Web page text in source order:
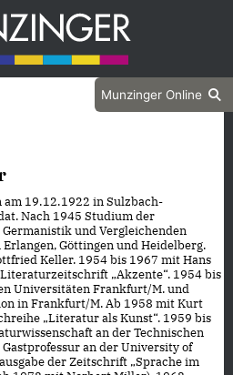
Munzinger Online
19. 12. 1922 in Sulzbach-
Nach 1945 Studium der
Germanistik und Vergleichenden
Göttingen und Heidelberg.
Keller. 1954 bis 1967 mit Hans
„Akzente“. 1954 bis
Universitäten Frankfurt/M. und
in Frankfurt/M. Ab 1958 mit Kurt
„Literatur als Kunst“. 1959 bis
an der Technischen
an der University of
der Zeitschrift „Sprache im